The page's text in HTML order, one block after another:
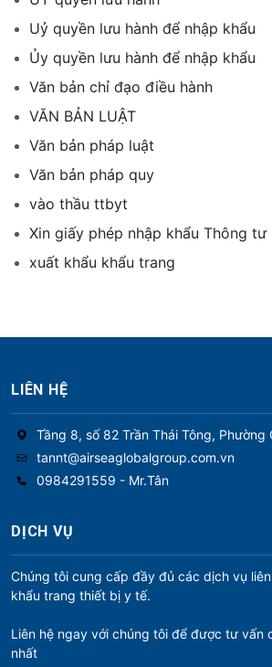
Uỷ quyền lưu hành để nhập khẩu
Ủy quyền lưu hành để nhập khẩu
Văn bản chỉ đạo điều hành
VĂN BẢN LUẬT
Văn bản pháp luật
Văn bản pháp quy
vào thầu ttbyt
Xin giấy phép nhập khẩu Thông tư
xuất khẩu khẩu trang
LIÊN HỆ
Tầng 8, số 82 Trần Thái Tông, Phường
tannt@airseaglobalgroup.com.vn
0984291559 - Mr.Tân
DỊCH VỤ
Chúng tôi cung cấp đầy đủ các dịch vụ
khẩu trang thiết bị y tế.
Liên hệ ngay với chúng tôi để được tư vấn
nhất